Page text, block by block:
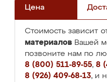
Цена
Стоимость зависит
материалов Вашей
позвоните нам по
8 (800) 511-89-55, 8
8 (926) 409-68-13, и